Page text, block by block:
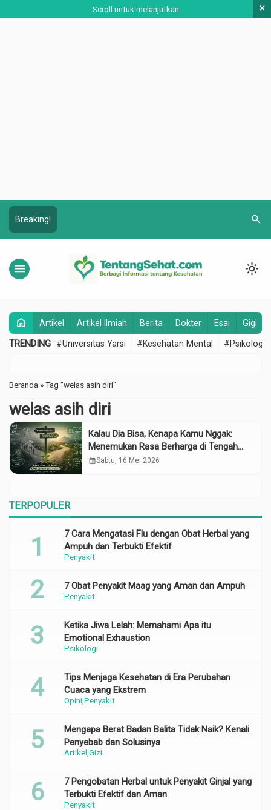
Scroll untuk melanjutkan ×
Breaking! search
menu light_mode
home Artikel Artikel Ilmiah Berita Dokter Esai Gigi
TRENDING #Universitas Yarsi #Kesehatan Mental #Psikologi
Beranda »Tag "welas asih diri"
welas asih diri
Kalau Dia Bisa, Kenapa Kamu Nggak:
Menemukan Rasa Berharga di Tengah
Dunia yang Menuntut Keseragaman
calendar_monthSabtu, 16 Mei 2026
TERPOPULER
Penyakit
7 Cara Mengatasi Flu dengan Obat Herbal yang
Ampuh dan Terbukti Efektif
Penyakit
7 Obat Penyakit Maag yang Aman dan Ampuh
Psikologi
Ketika Jiwa Lelah: Memahami Apa itu
Emotional Exhaustion
OpiniPenyakit
Tips Menjaga Kesehatan di Era Perubahan
Cuaca yang Ekstrem
Artikel Gizi
Mengapa Berat Badan Balita Tidak Naik? Kenali
Penyebab dan Solusinya
Penyakit
7 Pengobatan Herbal untuk Penyakit Ginjal yang
Terbukti Efektif dan Aman